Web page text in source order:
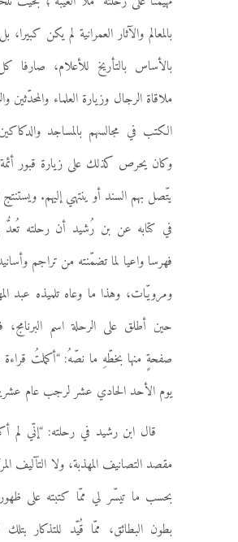
بالمعالم والآثار العمرانية لم يكن
بالأساس بالتأريخ للأعلام، صارفا
ملاقاة الرجال وزيارة العلماء والمحدّثين
الكتب في مجالسهم بالمساجد
وكان يحرص كذلك على زيارة قبور
يتّصل بهم السند أو ينتهي إليهم.
في كتابه عن بن رُشيد أن رحلته تُعدُّ
فهرسا واعيا لما تضمّنته من تراجم
ومرويّات، وهذا ما وعاه تلميذه عبد
حين أطلق على الرحلة اسم
صفحةٍ منها بخطّهِ ما نصّهُ: “أكملتُ قراءة
يوم الأحد الحادي عشر لرجب عام
قال ابن رشيد في رحلته: “إنّي
مقصد التصانيف المهذبة، ولا التآليف
بحسب ما تيسّر لي ممّا كتبته على
بطون البطائق، ممّا قُيّد للتذكار بتلك